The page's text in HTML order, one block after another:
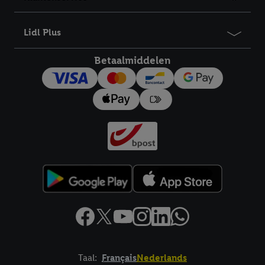
Lidl Plus
Betaalmiddelen
Taal: FrançaisNederlands
bewaartermijn van de gegevens en uw recht om uw
trekken, vindt u in onze
impressum hier.